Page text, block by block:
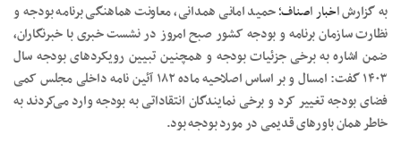
به گزارشاخبار اصناف؛حمید امانی همدانی، معاونت هماهنگی برنامه بودجه و
نظارت سازمان برنامه و بودجه کشور صبح امروز در نشست خبری با خبرنگاران،
ضمن اشاره به برخی جزئیات بودجه و همچنین تبیین رویکردهای بودجه سال
۱۴۰۳ گفت: امسال و بر اساس اصلاحیه ماده ۱۸۲ آئین نامه داخلی مجلس کمی
فضای بودجه تغییر کرد و برخی نمایندگان انتقاداتی به بودجه وارد می‌کردند به
خاطر همان باورهای قدیمی در مورد بودجه بود.